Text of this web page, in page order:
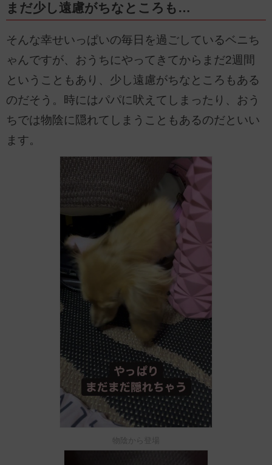
まだ少し遠慮がちなところも…
そんな幸せいっぱいの毎日を過ごしているベニち
ゃんですが、おうちにやってきてからまだ2週間
ということもあり、少し遠慮がちなところもある
のだそう。時にはパパに吠えてしまったり、おう
ちでは物陰に隠れてしまうこともあるのだといい
ます。
物陰から登場